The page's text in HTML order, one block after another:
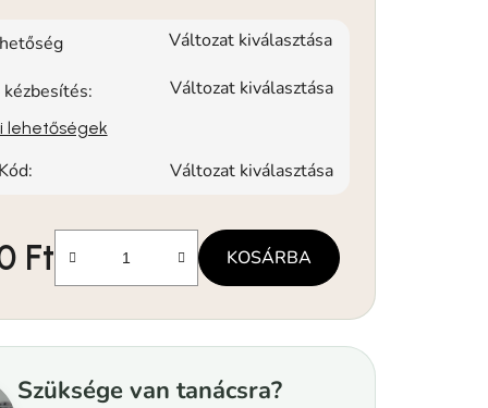
Változat kiválasztása
Változat kiválasztása
lehetőségek
Kód: Változat kiválasztása
Ft KOSÁRBA
Szüksége van tanácsra?